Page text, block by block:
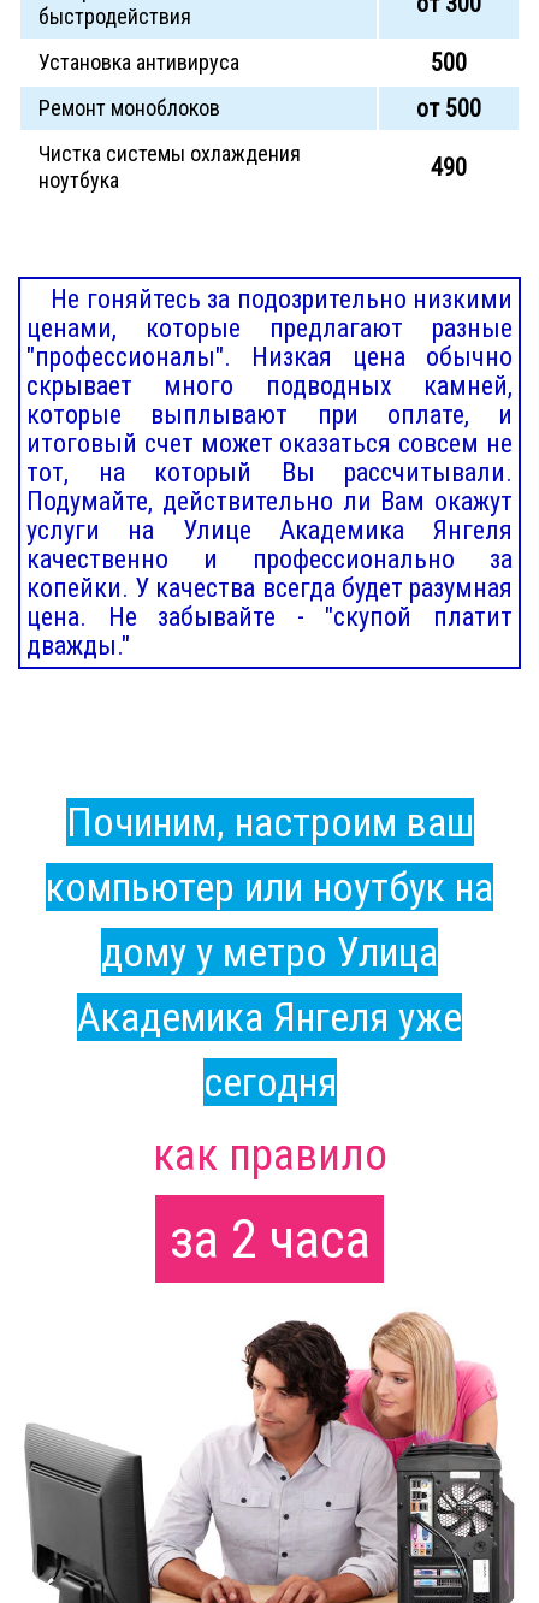
быстродействия
Установка антивируса 500
Ремонт моноблоков от 500
Чистка системы охлаждения
ноутбука
490
Не гоняйтесь за подозрительно низкими
ценами, которые предлагают разные
"профессионалы". Низкая цена обычно
скрывает много подводных камней,
которые выплывают при оплате, и
итоговый счет может оказаться совсем не
тот, на который Вы рассчитывали.
Подумайте, действительно ли Вам окажут
услуги на Улице Академика Янгеля
качественно и профессионально за
копейки. У качества всегда будет разумная
цена. Не забывайте - "скупой платит
дважды."
Починим, настроим ваш
компьютер или ноутбук на
дому у метро Улица
Академика Янгеля уже
сегодня
как правило
за 2 часа